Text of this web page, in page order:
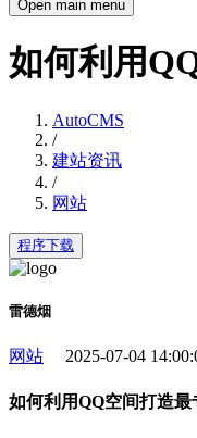
Open main menu
如何利用
AutoCMS
/
建站资讯
/
网站
程序下载
雷德烟
网站 2025-07-04
如何利用QQ空间打造